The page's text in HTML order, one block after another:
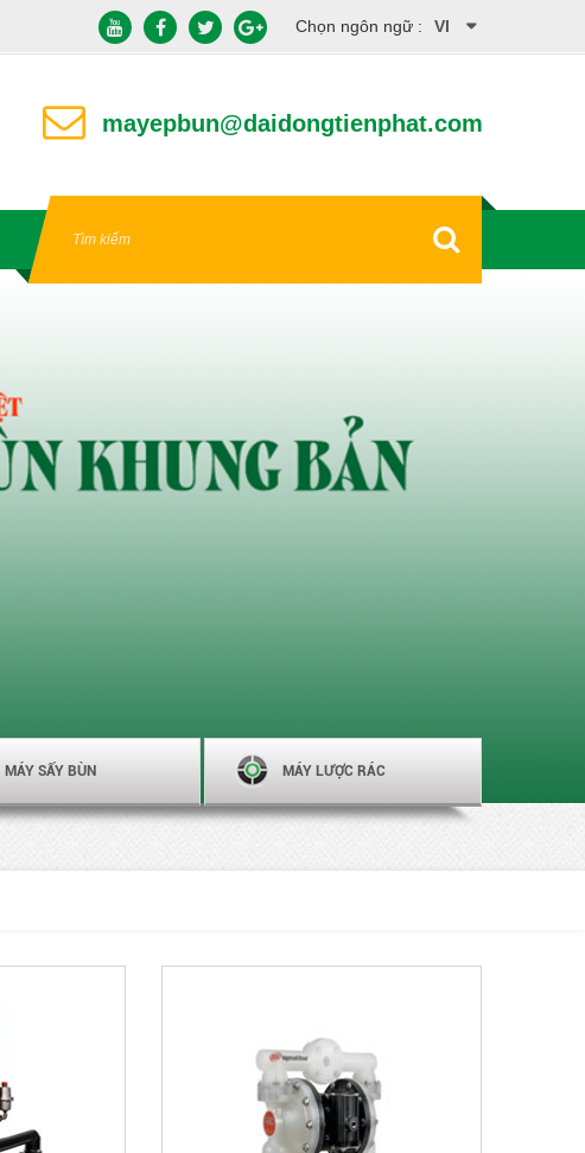
Chọn ngôn ngữ : VI
mayepbun@daidongtienphat.com
MÁY SẤY BÙN MÁY LƯỢC RÁC